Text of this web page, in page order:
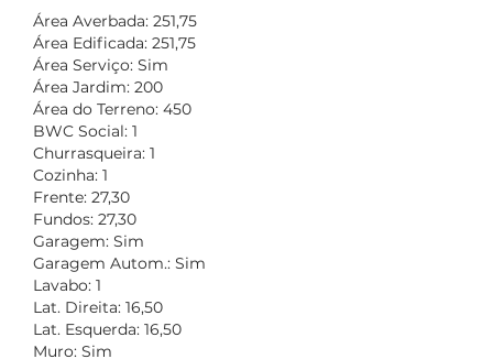
Área Averbada: 251,75
Área Edificada: 251,75
Área Serviço: Sim
Área Jardim: 200
Área do Terreno: 450
BWC Social: 1
Churrasqueira: 1
Cozinha: 1
Frente: 27,30
Fundos: 27,30
Garagem: Sim
Garagem Autom.: Sim
Lavabo: 1
Lat. Direita: 16,50
Lat. Esquerda: 16,50
Muro: Sim